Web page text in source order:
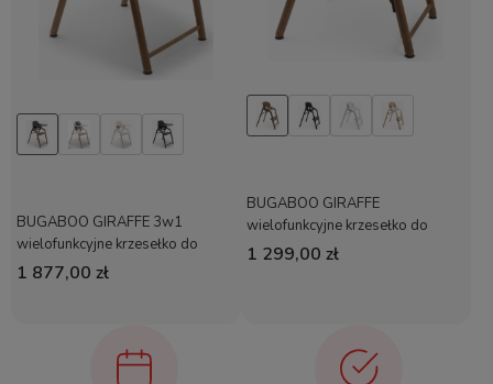
BUGABOO GIRAFFE 3w1
wielofunkcyjne krzesełko do
karmienia | Warm Wood/grey
1 877,00 zł
BUGABOO GIRAFFE
wielofunkcyjne krzesełko do
karmienia | Warm Wood/grey
1 299,00 zł